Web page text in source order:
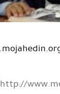
http://